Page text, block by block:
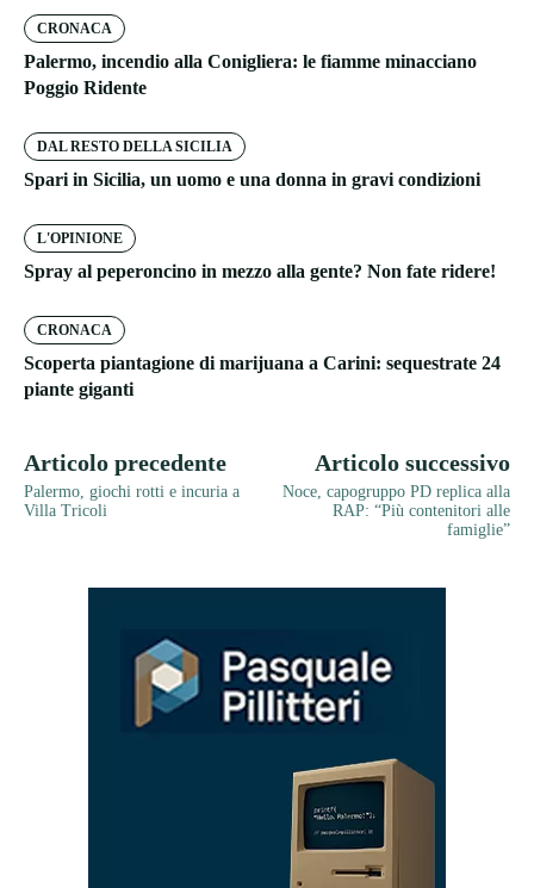
CRONACA
Palermo, incendio alla Conigliera: le fiamme minacciano
Poggio Ridente
DAL RESTO DELLA SICILIA
Spari in Sicilia, un uomo e una donna in gravi condizioni
L'OPINIONE
Spray al peperoncino in mezzo alla gente? Non fate ridere!
CRONACA
Scoperta piantagione di marijuana a Carini: sequestrate 24
piante giganti
Articolo precedente
Palermo, giochi rotti e incuria a
Villa Tricoli
Articolo successivo
Noce, capogruppo PD replica alla
RAP: “Più contenitori alle
famiglie”